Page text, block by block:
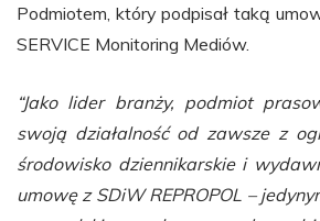
Podmiotem, który podpisał taką
SERVICE Monitoring Mediów.
“Jako lider branży, podmiot
swoją działalność od zawsze z
środowisko dziennikarskie i
umowę z SDiW REPROPOL –